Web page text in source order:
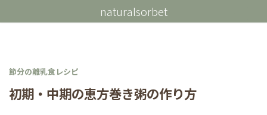
テ
ゲ
naturalsorbet
節分の離乳食レシピ
初期・中期の恵方巻き粥の作り方